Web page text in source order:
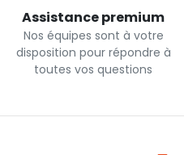
Assistance premium
Nos équipes sont à votre
disposition pour répondre à
toutes vos questions